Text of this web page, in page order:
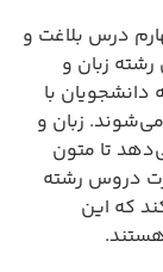
درس بلاغت و
زبان و
با
زبان و
تا متون
دروس رشته
که این